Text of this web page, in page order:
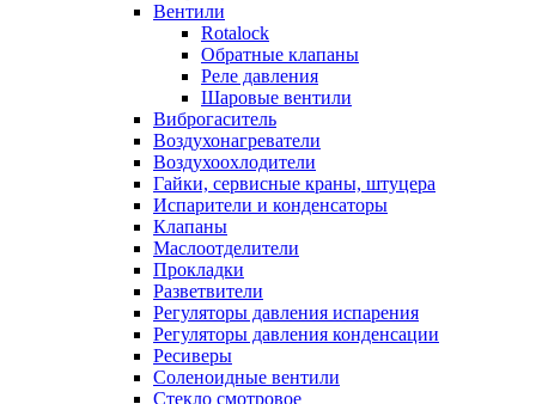
Вентили
Rotalock
Обратные клапаны
Реле давления
Шаровые вентили
Виброгаситель
Воздухонагреватели
Воздухоохлодители
Гайки, сервисные краны, штуцера
Испарители и конденсаторы
Клапаны
Маслоотделители
Прокладки
Разветвители
Регуляторы давления испарения
Регуляторы давления конденсации
Ресиверы
Соленоидные вентили
Стекло смотровое